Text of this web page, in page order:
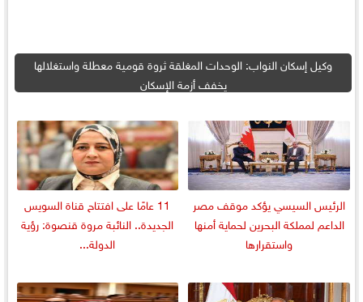
وكيل إسكان النواب: الوحدات المغلقة ثروة قومية معطلة واستغلالها
يخفف أزمة الإسكان
الرئيس السيسي يؤكد موقف مصر
الداعم لمملكة البحرين لحماية أمنها
واستقرارها
11 عامًا على افتتاح قناة السويس
الجديدة.. النائبة مروة قنصوة: رؤية
الدولة...